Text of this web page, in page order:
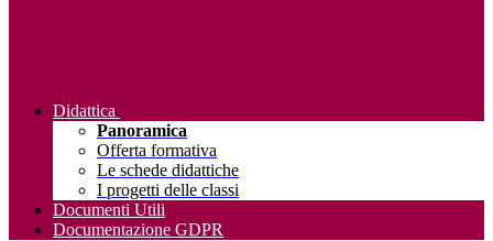
Didattica
Panoramica
Offerta formativa
Le schede didattiche
I progetti delle classi
Documenti Utili
Documentazione GDPR